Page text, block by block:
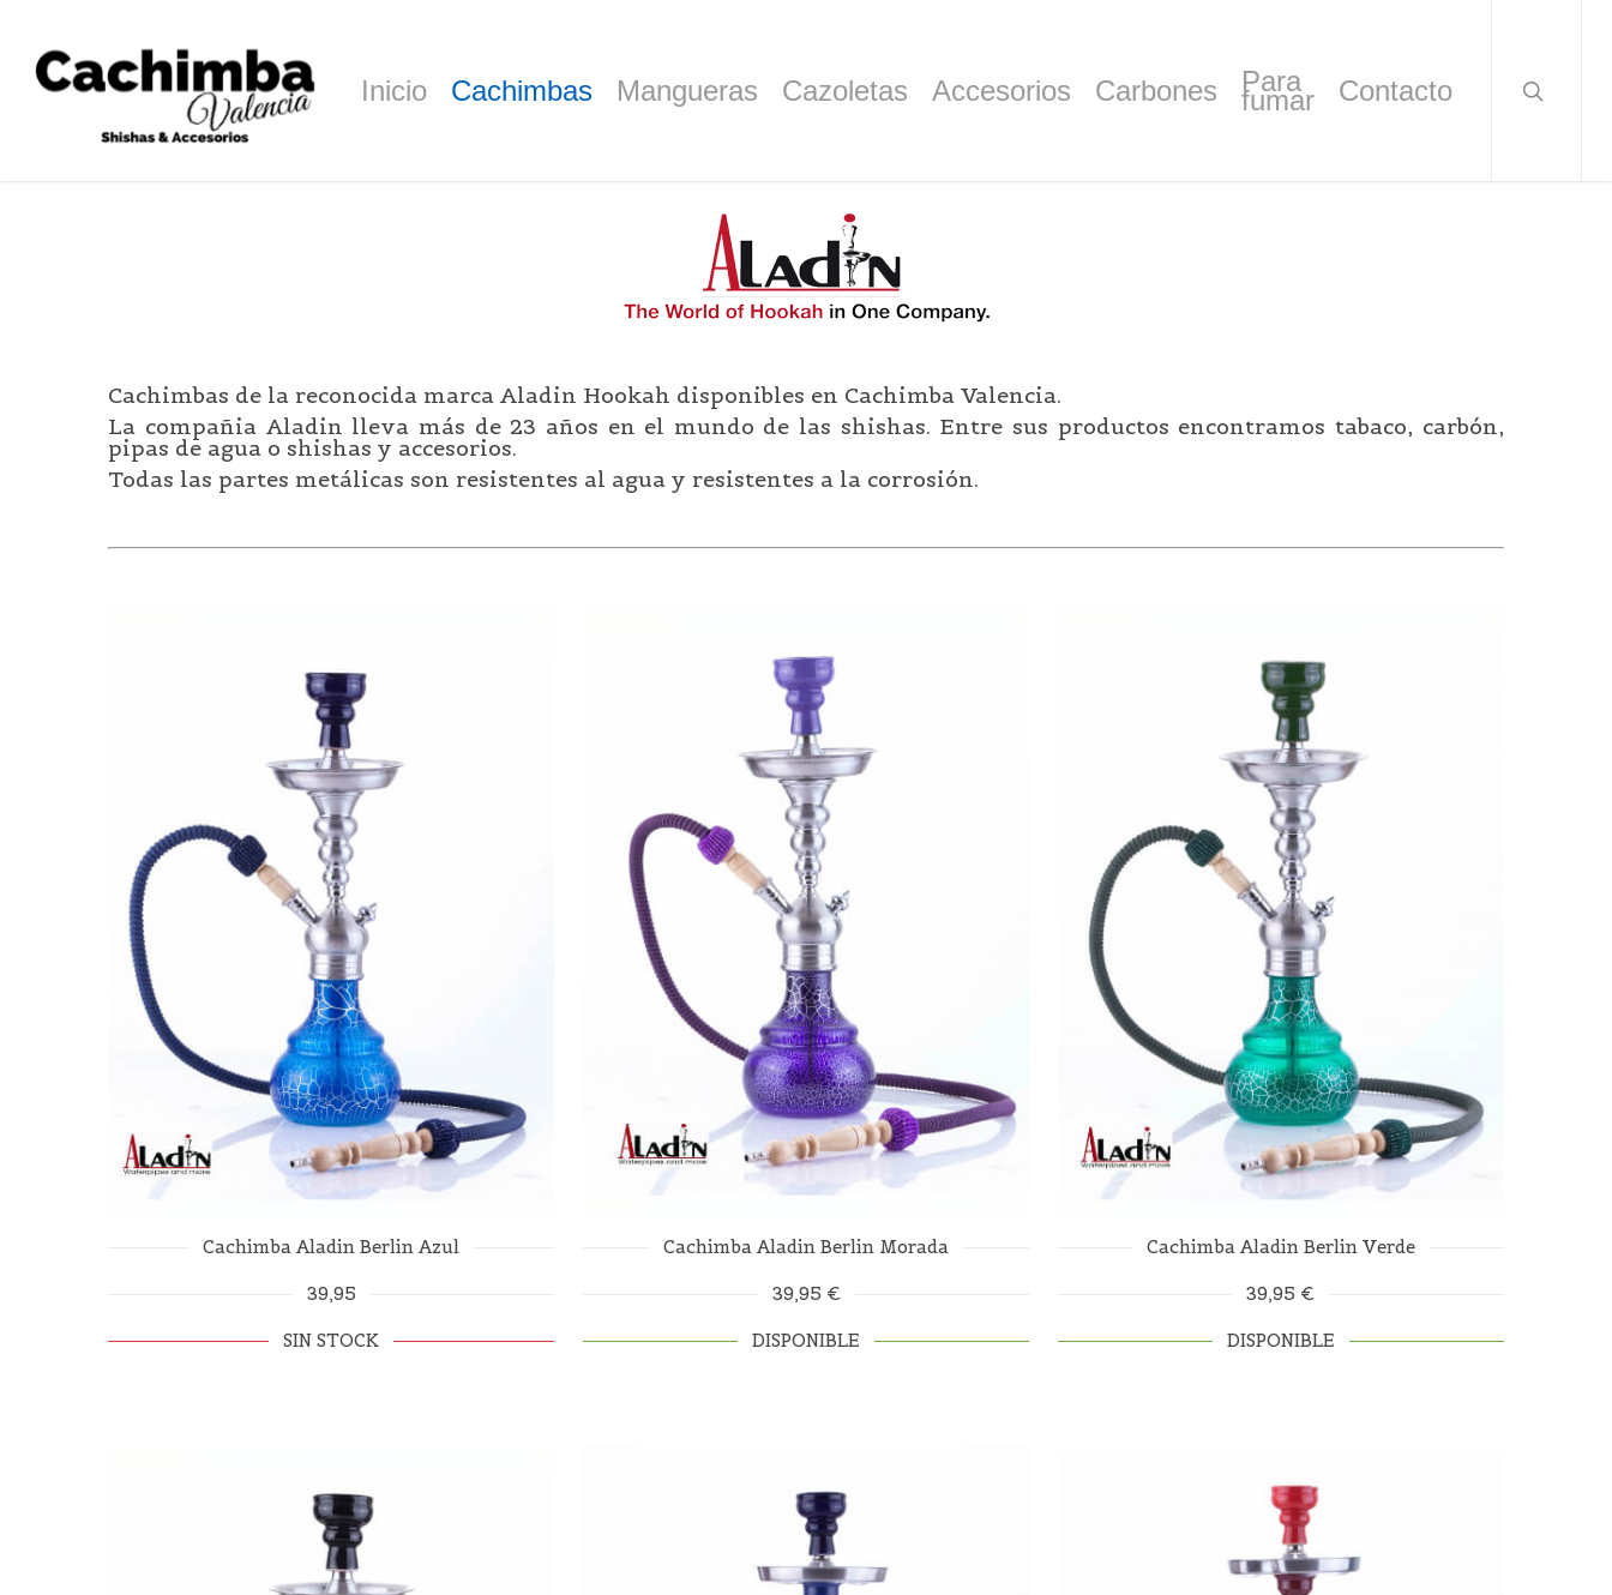
main
Inicio Cachimbas Mangueras Cazoletas Accesorios Carbones Para
fumar Contacto
Cachimbas de la reconocida marca Aladin Hookah disponibles en Cachimba Valencia.
La compañia Aladin lleva más de 23 años en el mundo de las shishas. Entre sus productos encontramos tabaco, carbón,
pipas de agua o shishas y accesorios.
Todas las partes metálicas son resistentes al agua y resistentes a la corrosión.
Cachimba Aladin Berlin Azul
39,95
SIN STOCK
Cachimba Aladin Berlin Morada
39,95 €
DISPONIBLE
Cachimba Aladin Berlin Verde
39,95 €
DISPONIBLE